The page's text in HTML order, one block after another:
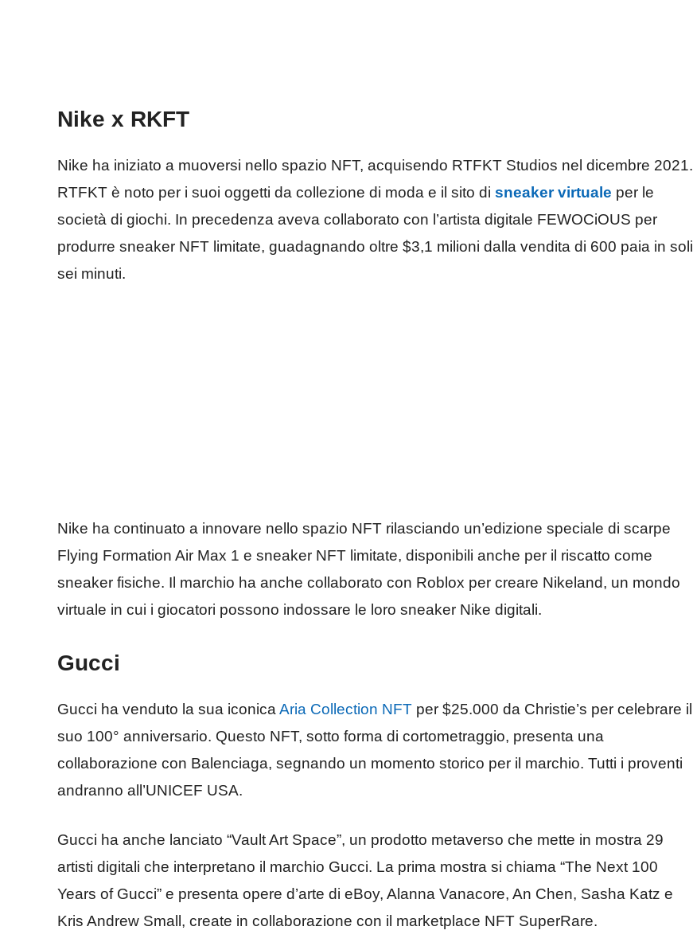
Nike x RKFT
Nike ha iniziato a muoversi nello spazio NFT, acquisendo RTFKT Studios nel dicembre 2021.
RTFKT è noto per i suoi oggetti da collezione di moda e il sito di sneaker virtuale per le
società di giochi. In precedenza aveva collaborato con l’artista digitale FEWOCiOUS per
produrre sneaker NFT limitate, guadagnando oltre $3,1 milioni dalla vendita di 600 paia in soli
sei minuti.
Nike ha continuato a innovare nello spazio NFT rilasciando un’edizione speciale di scarpe
Flying Formation Air Max 1 e sneaker NFT limitate, disponibili anche per il riscatto come
sneaker fisiche. Il marchio ha anche collaborato con Roblox per creare Nikeland, un mondo
virtuale in cui i giocatori possono indossare le loro sneaker Nike digitali.
Gucci
Gucci ha venduto la sua iconica Aria Collection NFT per $25.000 da Christie’s per celebrare il
suo 100° anniversario. Questo NFT, sotto forma di cortometraggio, presenta una
collaborazione con Balenciaga, segnando un momento storico per il marchio. Tutti i proventi
andranno all’UNICEF USA.
Gucci ha anche lanciato “Vault Art Space”, un prodotto metaverso che mette in mostra 29
artisti digitali che interpretano il marchio Gucci. La prima mostra si chiama “The Next 100
Years of Gucci” e presenta opere d’arte di eBoy, Alanna Vanacore, An Chen, Sasha Katz e
Kris Andrew Small, create in collaborazione con il marketplace NFT SuperRare.